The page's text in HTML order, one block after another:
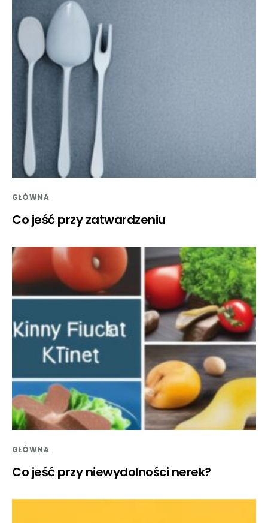
GŁÓWNA
Co jeść przy zatwardzeniu
GŁÓWNA
Co jeść przy niewydolności nerek?